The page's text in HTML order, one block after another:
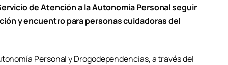
de Atención a la Autonomía Personal seguir
y encuentro para personas cuidadoras del
Personal y Drogodependencias, a través del